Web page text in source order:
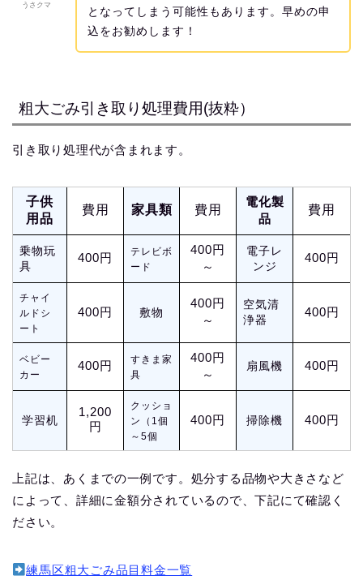
うさクマ
となってしまう可能性もあります。早めの申
込をお勧めします！
粗大ごみ引き取り処理費用(抜粋）
引き取り処理代が含まれます。
子供
用品
費用 家具類 費用
電化製
品
費用
乗物玩
具
400円
テレビボ
ード
400円
～
電子レ
ンジ
400円
チャイ
ルドシ
ート
400円 敷物
400円
～
空気清
浄器
400円
ベビー
カー
400円
すきま家
具
400円
～
扇風機 400円
学習机
1,200
円
クッショ
ン（1個
～5個
400円 掃除機 400円
上記は、あくまでの一例です。処分する品物や大きさなど
によって、詳細に金額分されているので、下記にて確認く
ださい。
練馬区粗大ごみ品目料金一覧